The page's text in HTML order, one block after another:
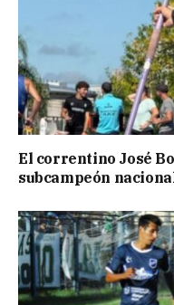
El correntino José
subcampeón